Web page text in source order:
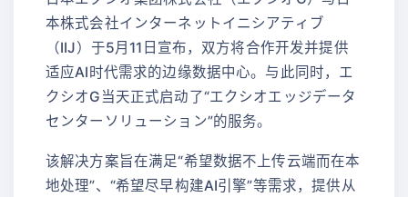
本株式会社インターネットイニシアティブ
（IIJ）于5月11日宣布，双方将合作开发并提供
适应AI时代需求的边缘数据中心。与此同时，エ
クシオG当天正式启动了“エクシオエッジデータ
センターソリューション”的服务。
该解决方案旨在满足“希望数据不上传云端而在本
地处理”、“希望尽早构建AI引擎”等需求，提供从